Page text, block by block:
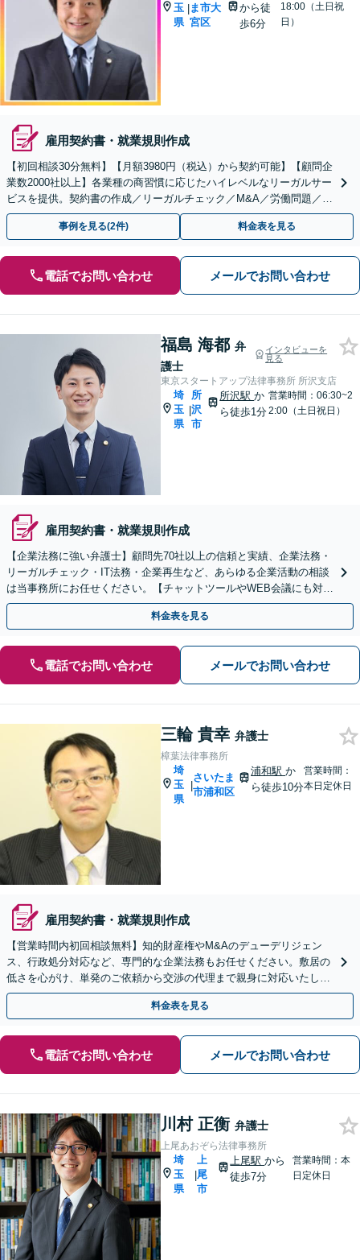
玉
県
|ま市大
宮区
から徒
歩6分
18:00（土日祝
日）
雇用契約書・就業規則作成
【初回相談30分無料】【月額3980円（税込）から契約可能】【顧問企
業数2000社以上】各業種の商習慣に応じたハイレベルなリーガルサー
ビスを提供。契約書の作成／リーガルチェック／M&A／労働問題／知
的財産等、お任せください【他士業連携可能】
事例を見る(2件) 料金表を見る
電話でお問い合わせ メールでお問い合わせ
福島 海都 弁
護士
インタビューを
見る
東京スタートアップ法律事務所 所沢支店
埼
玉
県
|
所
沢
市
所沢駅か
ら徒歩1分
営業時間：06:30~2
2:00（土日祝日）
雇用契約書・就業規則作成
【企業法務に強い弁護士】顧問先70社以上の信頼と実績、企業法務・
リーガルチェック・IT法務・企業再生など、あらゆる企業活動の相談
は当事務所にお任せください。【チャットツールやWEB会議にも対
応】
料金表を見る
電話でお問い合わせ メールでお問い合わせ
三輪 貴幸 弁護士
樟葉法律事務所
埼
玉
県
|
さいたま
市浦和区
浦和駅か
ら徒歩10分
営業時間：
本日定休日
雇用契約書・就業規則作成
【営業時間内初回相談無料】知的財産権やM&Aのデューデリジェン
ス、行政処分対応など、専門的な企業法務もお任せください。敷居の
低さを心がけ、単発のご依頼から交渉の代理まで親身に対応いたしま
す。問題が複雑化する前に気軽にご相談を。
料金表を見る
電話でお問い合わせ メールでお問い合わせ
川村 正衡 弁護士
上尾あおぞら法律事務所
埼
玉
県
|
上
尾
市
上尾駅から
徒歩7分
営業時間：本
日定休日